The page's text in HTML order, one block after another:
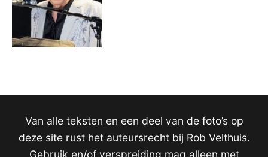
Van alle teksten en een deel van de foto’s op
deze site rust het auteursrecht bij Rob Velthuis.